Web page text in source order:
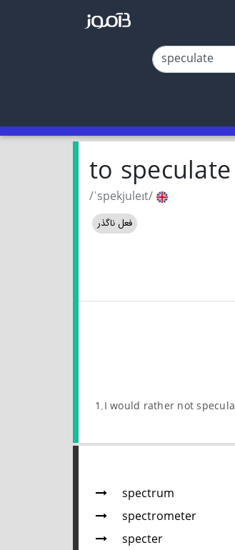
to speculate
/ˈspekjuleɪt/
فعل ناگذر
1.I would rather not
spectrum
spectrometer
specter